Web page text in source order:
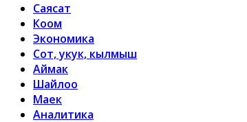
Саясат
Коом
Экономика
Сот, укук, кылмыш
Аймак
Шайлоо
Маек
Аналитика